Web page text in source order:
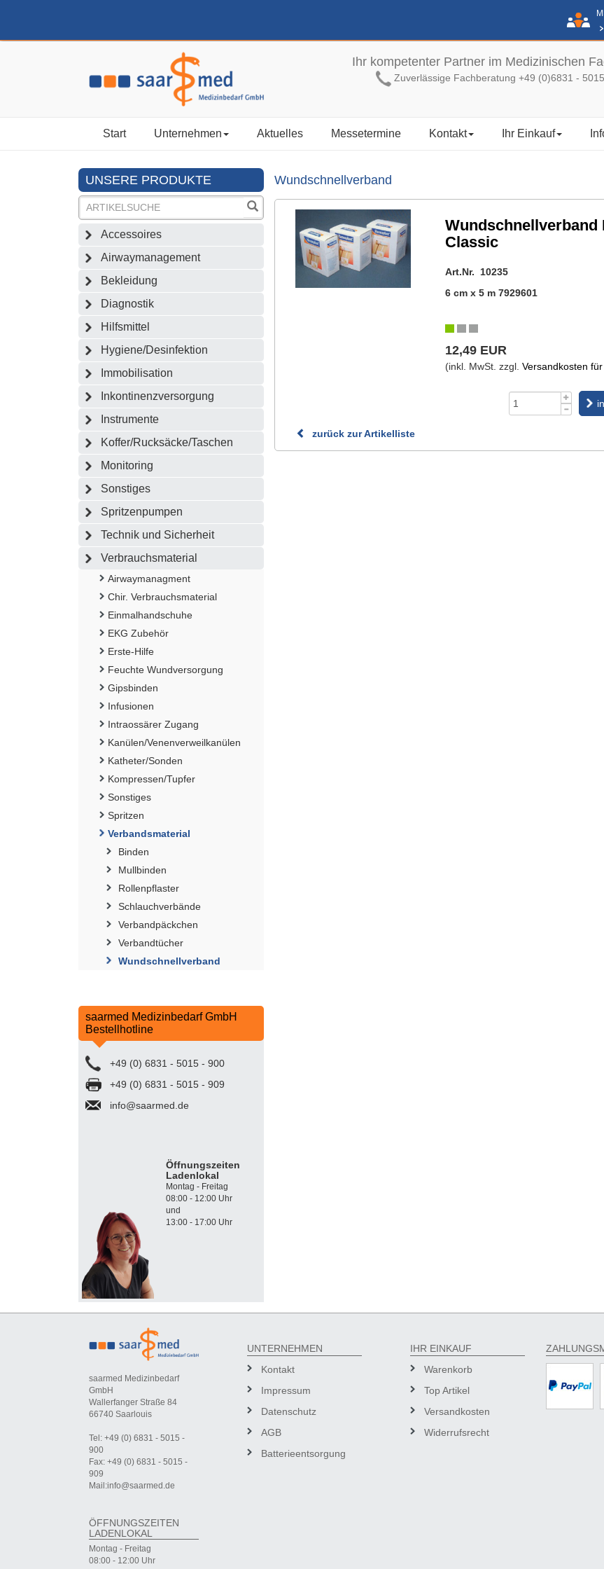
Ihr kompetenter Partner im Medizinischen
Zuverlässige Fachberatung +49 (0)6831 -
Start Unternehmen Aktuelles Messetermine Kontakt Ihr Einkauf
UNSERE PRODUKTE
Accessoires
Airwaymanagement
Bekleidung
Diagnostik
Hilfsmittel
Hygiene/Desinfektion
Immobilisation
Inkontinenzversorgung
Instrumente
Koffer/Rucksäcke/Taschen
Monitoring
Sonstiges
Spritzenpumpen
Technik und Sicherheit
Verbrauchsmaterial
Airwaymanagment
Chir. Verbrauchsmaterial
Einmalhandschuhe
EKG Zubehör
Erste-Hilfe
Feuchte Wundversorgung
Gipsbinden
Infusionen
Intraossärer Zugang
Kanülen/Venenverweilkanülen
Katheter/Sonden
Kompressen/Tupfer
Sonstiges
Spritzen
Verbandsmaterial
Binden
Mullbinden
Rollenpflaster
Schlauchverbände
Verbandpäckchen
Verbandtücher
Wundschnellverband
saarmed Medizinbedarf GmbH
Bestellhotline
+49 (0) 6831 - 5015 - 900
+49 (0) 6831 - 5015 - 909
info@saarmed.de
Öffnungszeiten
Ladenlokal
Montag - Freitag
08:00 - 12:00 Uhr
und
13:00 - 17:00 Uhr
Wundschnellverband
Wundschnellverband
Classic
Art.Nr. 10235
6 cm x 5 m 7929601
12,49 EUR
(inkl. MwSt. zzgl. Versandkosten
zurück zur Artikelliste
saarmed Medizinbedarf
GmbH
Wallerfanger Straße 84
66740 Saarlouis
Tel: +49 (0) 6831 - 5015 -
900
Fax: +49 (0) 6831 - 5015 -
909
Mail:info@saarmed.de
ÖFFNUNGSZEITEN
LADENLOKAL
Montag - Freitag
08:00 - 12:00 Uhr
UNTERNEHMEN
Kontakt
Impressum
Datenschutz
AGB
Batterieentsorgung
IHR EINKAUF
Warenkorb
Top Artikel
Versandkosten
Widerrufsrecht